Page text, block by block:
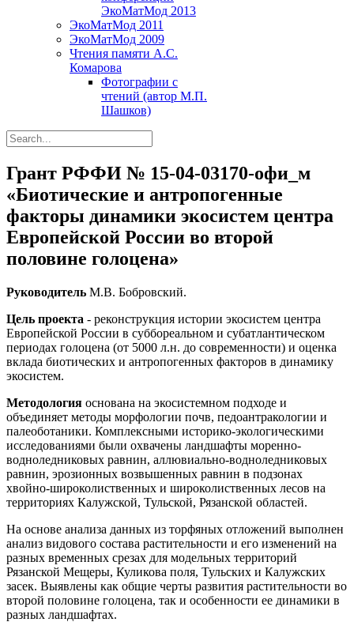
ЭкоМатМод 2013
ЭкоМатМод 2011
ЭкоМатМод 2009
Чтения памяти А.С.
Комарова
Фотографии с
чтений (автор М.П.
Шашков)
Грант РФФИ № 15-04-03170-офи_м
«Биотические и антропогенные
факторы динамики экосистем центра
Европейской России во второй
половине голоцена»
Руководитель М.В. Бобровский.
Цель проекта - реконструкция истории экосистем центра
Европейской России в суббореальном и субатлантическом
периодах голоцена (от 5000 л.н. до современности) и оценка
вклада биотических и антропогенных факторов в динамику
экосистем.
Методология основана на экосистемном подходе и
объединяет методы морфологии почв, педоантракологии и
палеоботаники. Комплексными историко-экологическими
исследованиями были охвачены ландшафты моренно-
водноледниковых равнин, аллювиально-водноледниковых
равнин, эрозионных возвышенных равнин в подзонах
хвойно-широколиственных и широколиственных лесов на
территориях Калужской, Тульской, Рязанской областей.
На основе анализа данных из торфяных отложений выполнен
анализ видового состава растительности и его изменений на
разных временных срезах для модельных территорий
Рязанской Мещеры, Куликова поля, Тульских и Калужских
засек. Выявлены как общие черты развития растительности во
второй половине голоцена, так и особенности ее динамики в
разных ландшафтах.